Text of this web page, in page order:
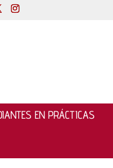
EN PRÁCTICAS